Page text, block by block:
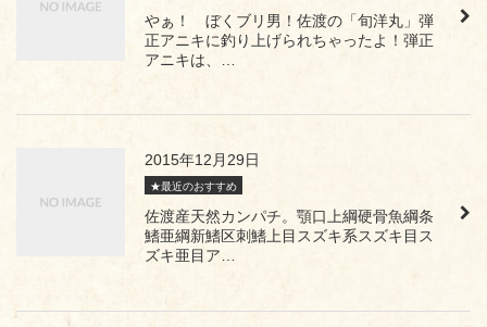
やぁ！ ぼくブリ男！佐渡の「旬洋丸」弾
正アニキに釣り上げられちゃったよ！弾正
アニキは、…
2015年12月29日
★最近のおすすめ
佐渡産天然カンパチ。顎口上綱硬骨魚綱条
鰭亜綱新鰭区刺鰭上目スズキ系スズキ目ス
ズキ亜目ア…